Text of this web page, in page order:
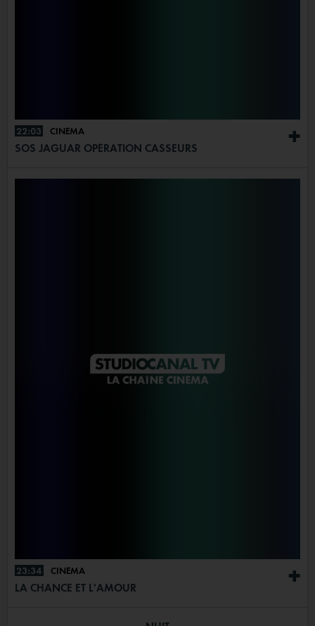
+
22:03 CINÉMA
SOS JAGUAR OPÉRATION CASSEURS
+
23:34 CINÉMA
LA CHANCE ET L'AMOUR